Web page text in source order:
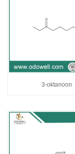
3-oktanoon